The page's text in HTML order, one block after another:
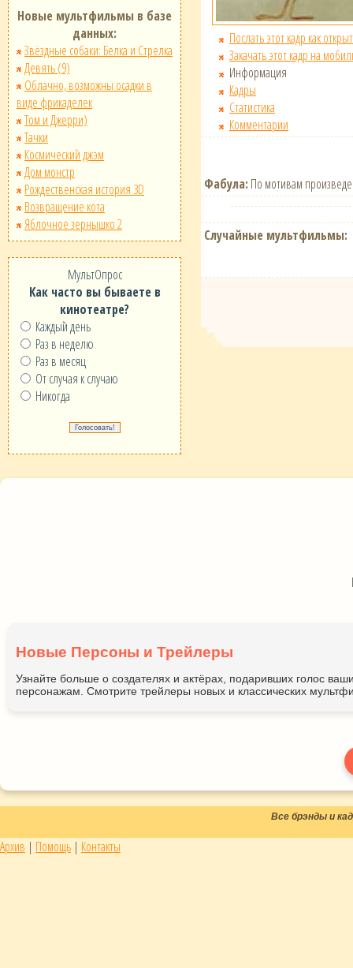
Новые мультфильмы в базе
данных:
Звёздные собаки: Белка и Стрелка
Девять (9)
Облачно, возможны осадки в
виде фрикаделек
Том и Джерри)
Тачки
Космический джэм
Дом монстр
Рождественская история 3D
Возвращение кота
Яблочное зернышко 2
МультОпрос
Как часто вы бываете в
кинотеатре?
Каждый день
Раз в неделю
Раз в месяц
От случая к случаю
Никогда
Послать этот кадр как
Закачать этот кадр на
Информация
Кадры
Статистика
Комментарии
Фабула: По мотивам
Случайные мультфильмы:
Новые Персоны и Трейлеры
Узнайте больше о создателях и актёрах, подаривших голос
персонажам. Смотрите трейлеры новых и классических
Все брэнды и
Архив | Помощь | Контакты